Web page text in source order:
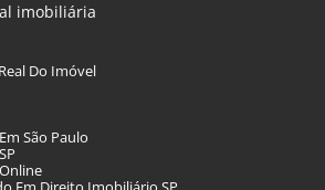
imobiliária
Do Imóvel
São Paulo